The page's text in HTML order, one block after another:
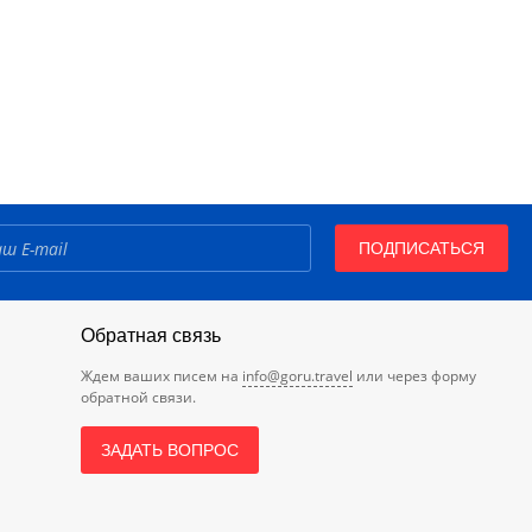
ПОДПИСАТЬСЯ
Обратная связь
Ждем ваших писем на info@goru.travel или через форму
обратной связи.
ЗАДАТЬ ВОПРОС